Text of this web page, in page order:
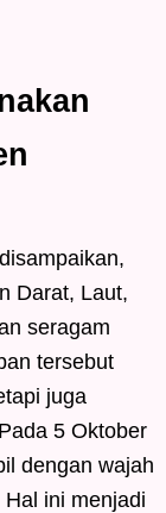
Darat, Laut,
seragam
tersebut
juga
5 Oktober
dengan wajah
ini menjadi